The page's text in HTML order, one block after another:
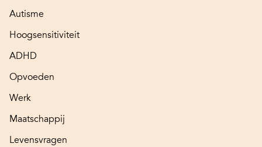
Autisme
Hoogsensitiviteit
ADHD
Opvoeden
Werk
Maatschappij
Levensvragen